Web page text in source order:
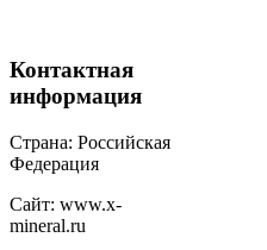
Контактная
информация
Страна: Российская
Федерация
Сайт: www.x-
mineral.ru